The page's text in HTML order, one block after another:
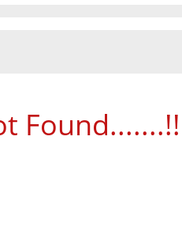
Found.......!!